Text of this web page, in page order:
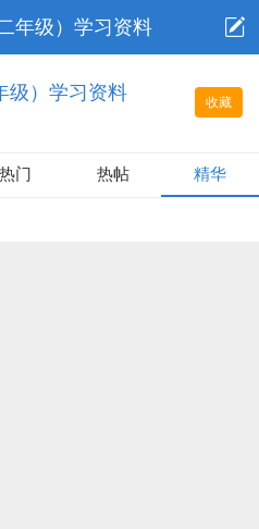
年级）学习资料
收藏
级）学习资料
热门 热帖 精华